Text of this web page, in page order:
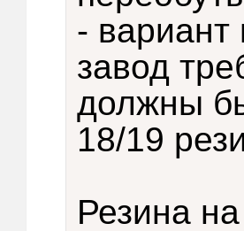
- вариант
завод
должны
18/19
Резина